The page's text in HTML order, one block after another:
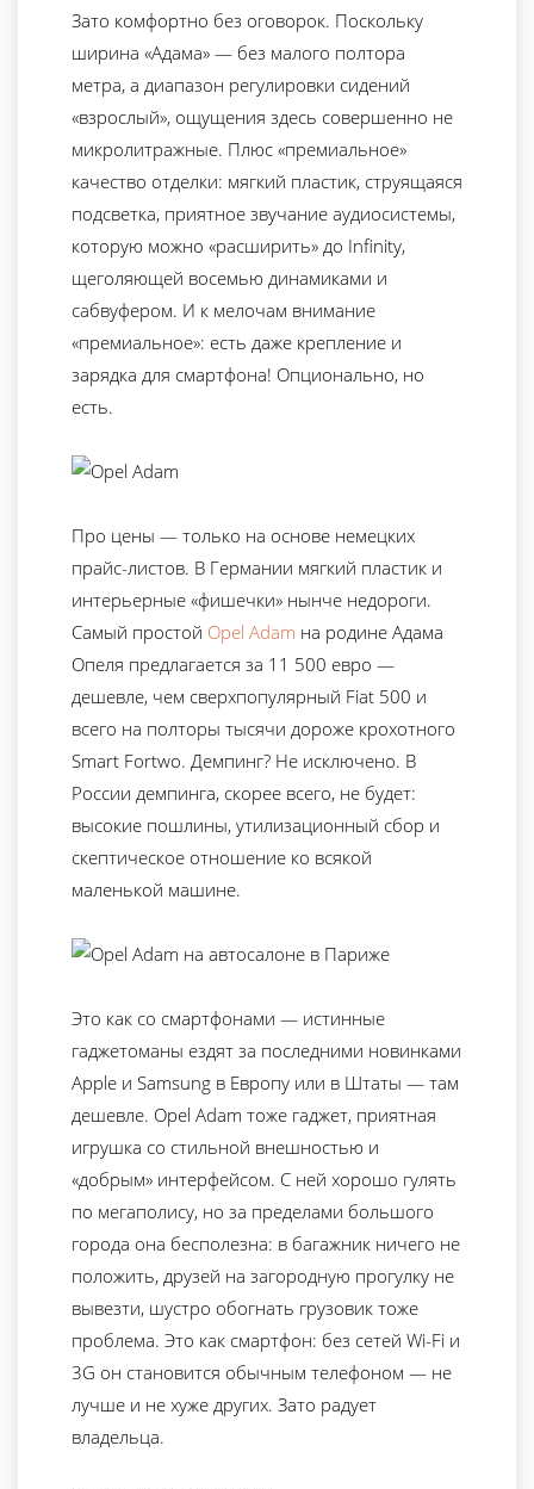
Зато комфортно без оговорок. Поскольку
ширина «Адама» — без малого полтора
метра, а диапазон регулировки сидений
«взрослый», ощущения здесь совершенно не
микролитражные. Плюс «премиальное»
качество отделки: мягкий пластик, струящаяся
подсветка, приятное звучание аудиосистемы,
которую можно «расширить» до Infinity,
щеголяющей восемью динамиками и
сабвуфером. И к мелочам внимание
«премиальное»: есть даже крепление и
зарядка для смартфона! Опционально, но
есть.
Про цены — только на основе немецких
прайс-листов. В Германии мягкий пластик и
интерьерные «фишечки» нынче недороги.
Самый простой Opel Adam на родине Адама
Опеля предлагается за 11 500 евро —
дешевле, чем сверхпопулярный Fiat 500 и
всего на полторы тысячи дороже крохотного
Smart Fortwo. Демпинг? Не исключено. В
России демпинга, скорее всего, не будет:
высокие пошлины, утилизационный сбор и
скептическое отношение ко всякой
маленькой машине.
Это как со смартфонами — истинные
гаджетоманы ездят за последними новинками
Apple и Samsung в Европу или в Штаты — там
дешевле. Opel Adam тоже гаджет, приятная
игрушка со стильной внешностью и
«добрым» интерфейсом. С ней хорошо гулять
по мегаполису, но за пределами большого
города она бесполезна: в багажник ничего не
положить, друзей на загородную прогулку не
вывезти, шустро обогнать грузовик тоже
проблема. Это как смартфон: без сетей Wi-Fi и
3G он становится обычным телефоном — не
лучше и не хуже других. Зато радует
владельца.